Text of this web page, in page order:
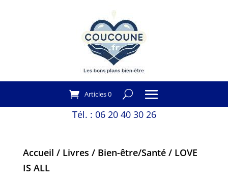
Articles 0
Tél. : 06 20 40 30 26
Accueil / Livres / Bien-être/Santé/ LOVE
IS ALL